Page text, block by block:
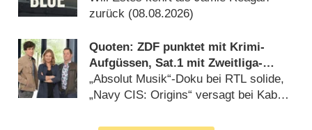
zurück (08.08.2026)
Quoten: ZDF punktet mit Krimi-
Aufgüssen, Sat.1 mit Zweitliga-
Auftakt
„Absolut Musik“-Doku bei RTL solide,
„Navy CIS: Origins“ versagt bei Kabel